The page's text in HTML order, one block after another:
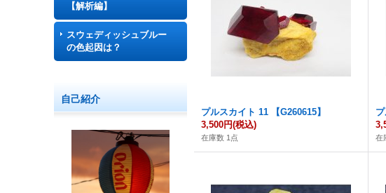
【解析編】
スウェディッシュブルー
の色起因は？
自己紹介
プルスカイト 11 【G260615】
3,500円(税込)
在庫数 1点 在